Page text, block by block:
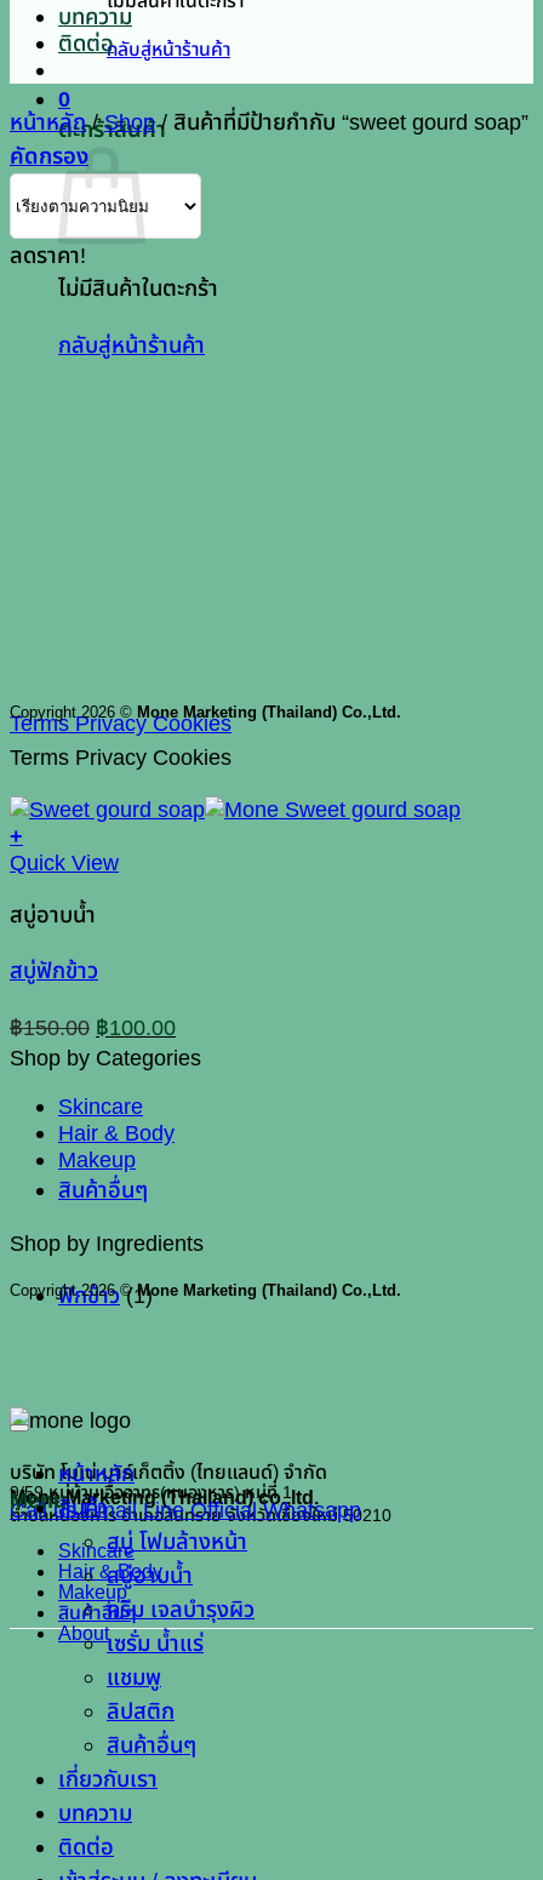
กลับสู่หน้าร้านค้า
0
ตะกร้าสินค้า
ไม่มีสินค้าในตะกร้า
กลับสู่หน้าร้านค้า
บทความ
ติดต่อ
หน้าหลัก / Shop / สินค้าที่มีป้ายกำกับ “sweet gourd soap”
คัดกรอง
ลดราคา!
+
Quick View
สบู่อาบน้ำ
สบู่ฟักข้าว
฿150.00 Original
price
฿150.00.
฿100.00Current
price
Shop by Categories
Skincare
Hair & Body
Makeup
สินค้าอื่นๆ
Shop by Ingredients
ฟักข้าว (1)
บริษัท โมเน่ มาร์เก็ตติ้ง (ไทยแลนด์) จำกัด
Mone Marketing (Thailand) co.,ltd.
9/59 หมู่บ้านเอื้ออาทร(หนองหาร) หมู่ที่ 1
ตำบลหนองหาร อำเภอสันทราย จังหวัดเชียงใหม่ 50210
Call us Email Line Official Whatsapp
Menu
Skincare
Hair & Body
Makeup
สินค้าอื่นๆ
About
Copyright 2026 ©Mone Marketing (Thailand) Co.,Ltd.
Terms Privacy Cookies
Copyright 2026 © Mone Marketing (Thailand) Co.,Ltd.
Terms Privacy Cookies
หน้าหลัก
สินค้า
สบู่ โฟมล้างหน้า
สบู่อาบน้ำ
ครีม เจลบำรุงผิว
เซรั่ม น้ำแร่
แชมพู
ลิปสติก
สินค้าอื่นๆ
เกี่ยวกับเรา
บทความ
ติดต่อ